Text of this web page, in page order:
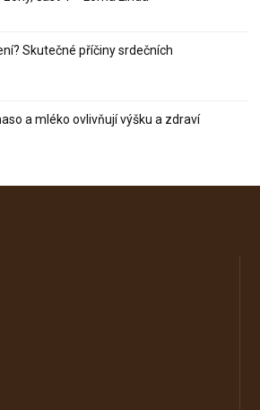
Skutečné příčiny srdečních
a mléko ovlivňují výšku a zdraví